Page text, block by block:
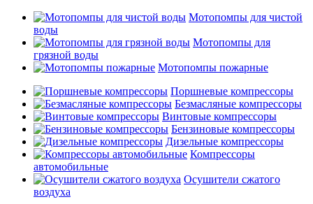
Мотопомпы для чистой
воды
Мотопомпы для
грязной воды
Мотопомпы пожарные
Поршневые компрессоры
Безмасляные компрессоры
Винтовые компрессоры
Бензиновые компрессоры
Дизельные компрессоры
Компрессоры
автомобильные
Осушители сжатого
воздуха